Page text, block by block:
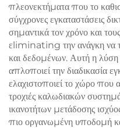
πλεονεκτήματα που το
σύγχρονες εγκαταστάσεις
σημαντικά τον χρόνο και
εliminating την ανάγκη να
και δεδομένων. Αυτή η
απλοποιεί την διαδικασία
ελαχιστοποιεί το χώρο που
τροχιές καλωδιακών
ικανοτήτων μετάδοσης
πιο οργανωμένη υποδομή